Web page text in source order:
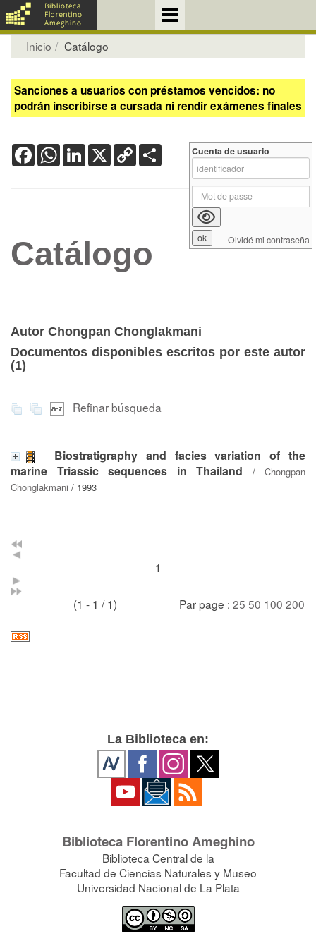
Inicio Catálogo
Sanciones a usuarios con préstamos vencidos: no
podrán inscribirse a cursada ni rendir exámenes finales
FacebookWhatsApp
LinkedIn
X Copy
Link
Catálogo
Autor Chongpan Chonglakmani
Documentos disponibles escritos por este autor
(1)
Refinar búsqueda
Biostratigraphy and facies variation of the
marine Triassic sequences in Thailand / Chongpan
Chonglakmani / 1993
1
(1 - 1 / 1) Par page : 25 50 100 200
Cuenta de usuario
Olvidé mi contraseña
La Biblioteca en:
Biblioteca Florentino Ameghino
Biblioteca Central de la
Facultad de Ciencias Naturales y Museo
Universidad Nacional de La Plata